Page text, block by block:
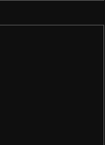
合わせが増
組んでまい